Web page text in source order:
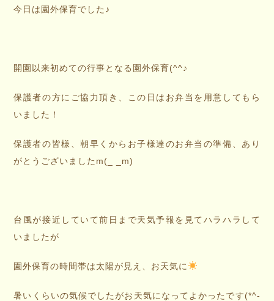
今日は園外保育でした♪
開園以来初めての行事となる園外保育(^^♪
保護者の方にご協力頂き、この日はお弁当を用意してもら
いました！
保護者の皆様、朝早くからお子様達のお弁当の準備、あり
がとうございましたm(_ _m)
台風が接近していて前日まで天気予報を見てハラハラして
いましたが
園外保育の時間帯は太陽が見え、お天気に
暑いくらいの気候でしたがお天気になってよかったです(*^-